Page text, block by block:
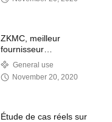
coopération
ZKMC, meilleur
fournisseur
d'imprimantes murales
General use
November 20, 2020
Étude de cas réels sur